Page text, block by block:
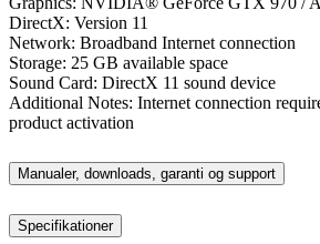
DirectX: Version 11
Network: Broadband Internet connection
Storage: 25 GB available space
Sound Card: DirectX 11 sound device
Additional Notes: Internet connection
product activation
Manualer, downloads, garanti og support
Specifikationer